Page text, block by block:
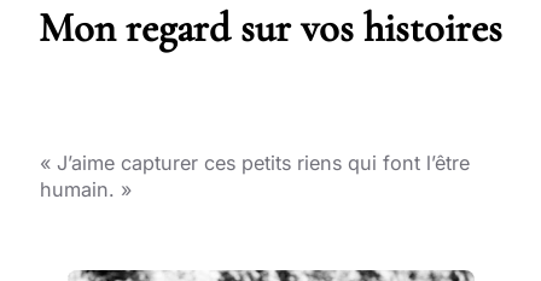
Mon regard sur vos histoires
« J’aime capturer ces petits riens qui font l’être
humain. »